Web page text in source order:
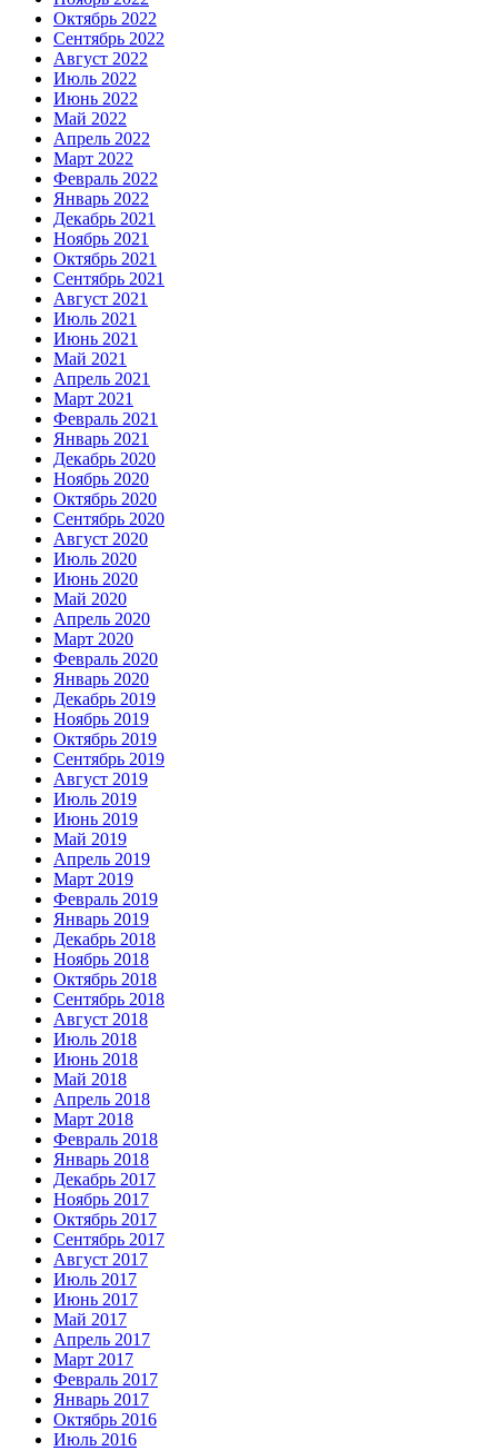
Октябрь 2022
Сентябрь 2022
Август 2022
Июль 2022
Июнь 2022
Май 2022
Апрель 2022
Март 2022
Февраль 2022
Январь 2022
Декабрь 2021
Ноябрь 2021
Октябрь 2021
Сентябрь 2021
Август 2021
Июль 2021
Июнь 2021
Май 2021
Апрель 2021
Март 2021
Февраль 2021
Январь 2021
Декабрь 2020
Ноябрь 2020
Октябрь 2020
Сентябрь 2020
Август 2020
Июль 2020
Июнь 2020
Май 2020
Апрель 2020
Март 2020
Февраль 2020
Январь 2020
Декабрь 2019
Ноябрь 2019
Октябрь 2019
Сентябрь 2019
Август 2019
Июль 2019
Июнь 2019
Май 2019
Апрель 2019
Март 2019
Февраль 2019
Январь 2019
Декабрь 2018
Ноябрь 2018
Октябрь 2018
Сентябрь 2018
Август 2018
Июль 2018
Июнь 2018
Май 2018
Апрель 2018
Март 2018
Февраль 2018
Январь 2018
Декабрь 2017
Ноябрь 2017
Октябрь 2017
Сентябрь 2017
Август 2017
Июль 2017
Июнь 2017
Май 2017
Апрель 2017
Март 2017
Февраль 2017
Январь 2017
Октябрь 2016
Июль 2016